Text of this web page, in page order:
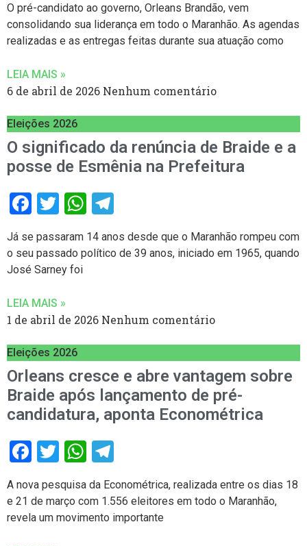
O pré-candidato ao governo, Orleans Brandão, vem
consolidando sua liderança em todo o Maranhão. As agendas
realizadas e as entregas feitas durante sua atuação como
LEIA MAIS »
6 de abril de 2026 Nenhum comentário
Eleições 2026
O significado da renúncia de Braide e a
posse de Esmênia na Prefeitura
Facebook
TwitterWhatsApp
Já se passaram 14 anos desde que o Maranhão rompeu com
o seu passado político de 39 anos, iniciado em 1965, quando
José Sarney foi
LEIA MAIS »
1 de abril de 2026 Nenhum comentário
Eleições 2026
Orleans cresce e abre vantagem sobre
Braide após lançamento de pré-
candidatura, aponta Econométrica
Facebook
TwitterWhatsApp
A nova pesquisa da Econométrica, realizada entre os dias 18
e 21 de março com 1.556 eleitores em todo o Maranhão,
revela um movimento importante